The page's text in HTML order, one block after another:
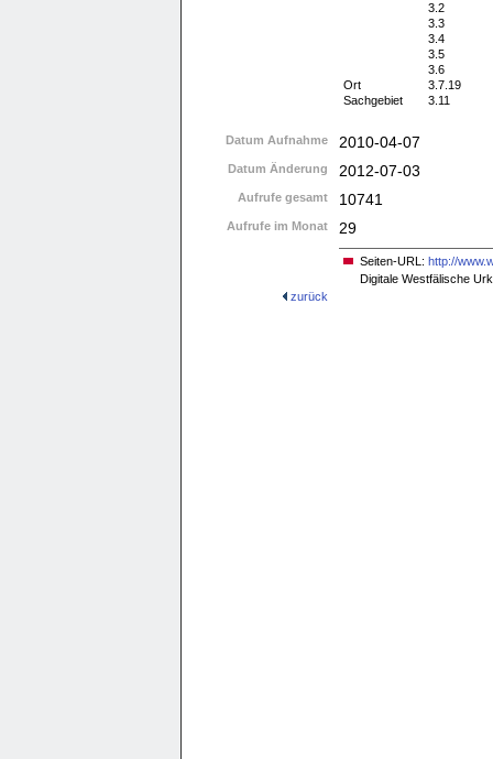
3.2
3.3
3.4
3.5
3.6
Ort
3.7.19
Sachgebiet
3.11
Datum Aufnahme 2010-04-07
Datum Änderung 2012-07-03
Aufrufe gesamt 10741
Aufrufe im Monat 29
Seiten-URL: http://
Digitale Westfälische
zurück